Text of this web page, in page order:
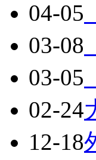
04-05
03-08
03-05
02-24
12-18